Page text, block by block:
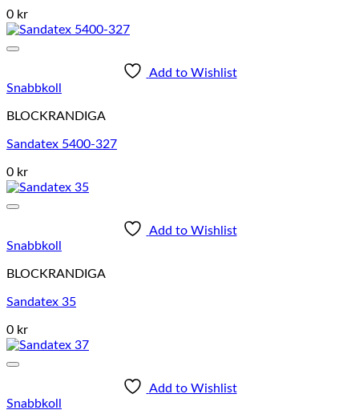
0 kr
Add to Wishlist
Snabbkoll
BLOCKRANDIGA
Sandatex 5400-327
0 kr
Add to Wishlist
Snabbkoll
BLOCKRANDIGA
Sandatex 35
0 kr
Add to Wishlist
Snabbkoll